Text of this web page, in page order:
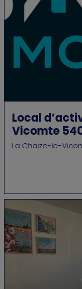
Local
Vicomte
La Chaize-le-